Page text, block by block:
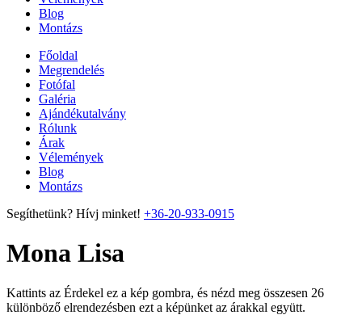
Blog
Montázs
Főoldal
Megrendelés
Fotófal
Galéria
Ajándékutalvány
Rólunk
Árak
Vélemények
Blog
Montázs
Segíthetünk? Hívj minket! +36-20-933-0915
Mona Lisa
Kattints az Érdekel ez a kép gombra, és nézd meg összesen 26
különböző elrendezésben ezt a képünket az árakkal együtt.